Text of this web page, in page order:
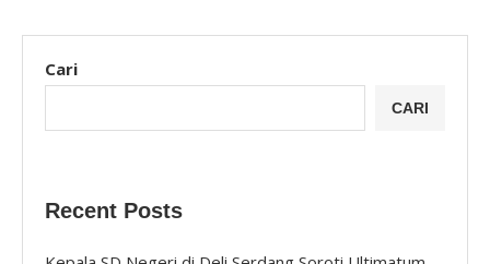
Cari
CARI
Recent Posts